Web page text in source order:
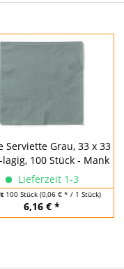
Serviette Grau, 33 x 33
lagig, 100 Stück - Mank
Lieferzeit 1-3
100 Stück (0,06 € * / 1 Stück)
6,16 € *